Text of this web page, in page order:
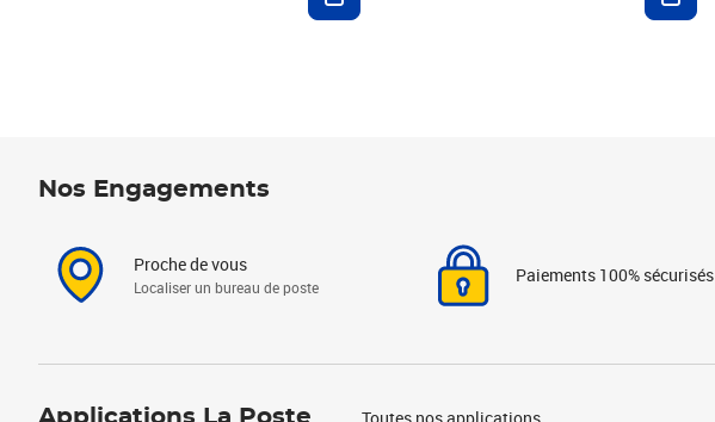
Nos Engagements
Proche de vous
Localiser un bureau de poste
Paiements 100% sécurisés
Applications La Poste